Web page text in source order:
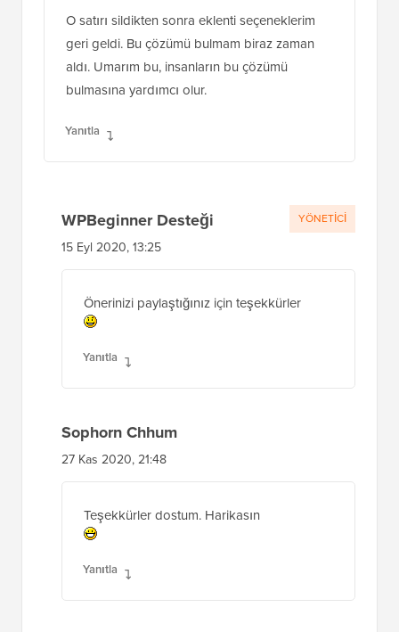
O satırı sildikten sonra eklenti seçeneklerim
geri geldi. Bu çözümü bulmam biraz zaman
aldı. Umarım bu, insanların bu çözümü
bulmasına yardımcı olur.
Yanıtla
WPBeginner Desteği
15 Eyl 2020, 13:25
Önerinizi paylaştığınız için teşekkürler
Yanıtla
YÖNETICI
Sophorn Chhum
27 Kas 2020, 21:48
Teşekkürler dostum. Harikasın
Yanıtla